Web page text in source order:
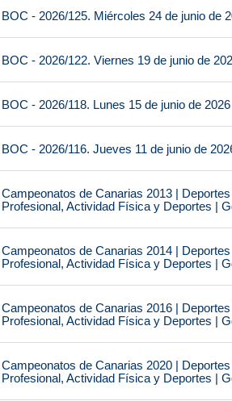
BOC - 2026/125. Miércoles 24 de junio de
BOC - 2026/122. Viernes 19 de junio de
BOC - 2026/118. Lunes 15 de junio de 2026
BOC - 2026/116. Jueves 11 de junio de
Campeonatos de Canarias 2013 |
Profesional, Actividad Física y Deportes |
Campeonatos de Canarias 2014 |
Profesional, Actividad Física y Deportes |
Campeonatos de Canarias 2016 |
Profesional, Actividad Física y Deportes |
Campeonatos de Canarias 2020 |
Profesional, Actividad Física y Deportes |